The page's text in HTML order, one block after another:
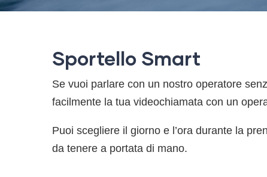
Sportello Smart
Se vuoi parlare con un nostro operatore
facilmente la tua videochiamata con un
Puoi scegliere il giorno e l’ora durante la
da tenere a portata di mano.